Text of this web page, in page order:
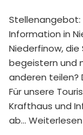
Information in
Niederfinow,
begeistern und
anderen teilen?
Für unsere
Krafthaus und
ab… Weiterlesen